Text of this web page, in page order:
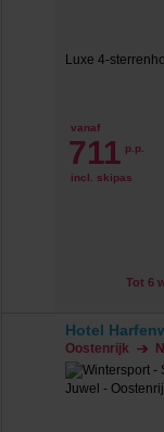
Luxe 4-
vanaf
711 p.p.
incl. skipas
Tot 6
Hotel
Oostenrijk